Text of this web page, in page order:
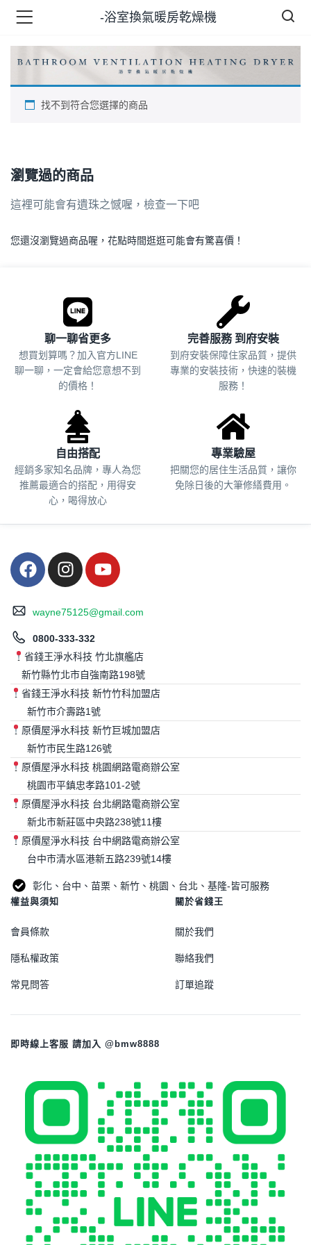
)
王 )
-浴室換氣暖房乾燥機
找不到符合您選擇的商品
瀏覽過的商品
這裡可能會有遺珠之憾喔，檢查一下吧
您還沒瀏覽過商品喔，花點時間逛逛可能會有驚喜價！
聊一聊省更多
想買划算嗎？加入官方LINE
聊一聊，一定會給您意想不到
的價格！
完善服務 到府安裝
到府安裝保障住家品質，提供
專業的安裝技術，快速的裝機
服務！
自由搭配
經銷多家知名品牌，專人為您
推薦最適合的搭配，用得安
心，喝得放心
專業驗屋
把關您的居住生活品質， 讓你
免除日後的大筆修繕費用。
wayne75125@gmail.com
0800-333-332
省錢王淨水科技 竹北旗艦店
新竹縣竹北市自強南路198號
省錢王淨水科技 新竹竹科加盟店
新竹市介壽路1號
原價屋淨水科技 新竹巨城加盟店
新竹市民生路126號
原價屋淨水科技 桃園網路電商辦公室
桃園市平鎮忠孝路101-2號
原價屋淨水科技 台北網路電商辦公室
新北市新莊區中央路238號11樓
原價屋淨水科技 台中網路電商辦公室
台中市清水區港新五路239號14樓
彰化、台中、苗栗、新竹、桃園、台北、基隆-皆可服務
權益與須知
會員條款
隱私權政策
常見問答
關於省錢王
關於我們
聯絡我們
訂單追蹤
即時線上客服 請加入 @bmw8888